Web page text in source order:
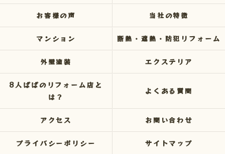
お客様の声 当社の特徴
マンション 断熱・遮熱・防犯リフォーム
外壁塗装 エクステリア
8人ぱぱのリフォーム店と
は？
よくある質問
アクセス お問い合わせ
プライバシーポリシー サイトマップ